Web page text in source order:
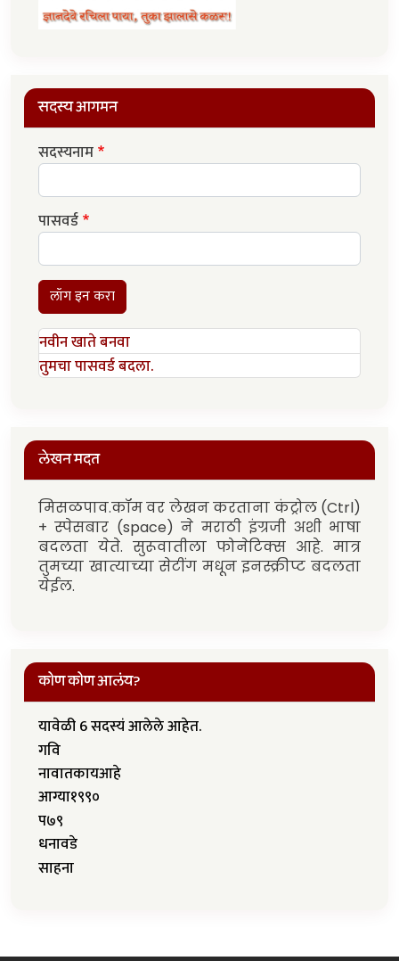
सदस्य आगमन
सदस्यनाम
पासवर्ड
लॉग इन करा
नवीन खाते बनवा
तुमचा पासवर्ड बदला.
लेखन मदत
मिसळपाव.कॉम वर लेखन करताना कंट्रोल (Ctrl)
+ स्पेसबार (space) ने मराठी इंग्रजी अशी भाषा
बदलता येते. सुरूवातीला फोनेटिक्स आहे. मात्र
तुमच्या खात्याच्या सेटींग मधून इनस्क्रीप्ट बदलता
येईल.
कोण कोण आलंय?
यावेळी 6 सदस्यं आलेले आहेत.
गवि
नावातकायआहे
आग्या१९९०
प७९
धनावडे
साहना